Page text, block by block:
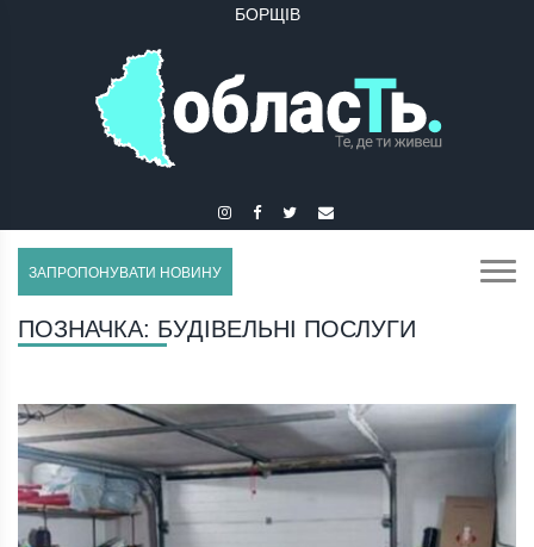
БОРЩІВ
ЗАПРОПОНУВАТИ НОВИНУ
ПОЗНАЧКА: БУДІВЕЛЬНІ ПОСЛУГИ